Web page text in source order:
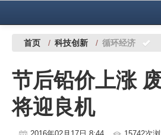
中国有色金属报社主办 广告服务
铜镍铅锌
铝
稀有稀土
首页 / 科技创新 / 循环经济
节后铅价上涨
将迎良机